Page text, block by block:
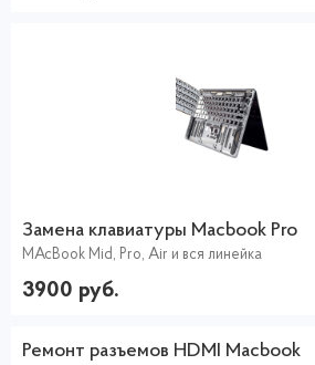
Замена клавиатуры Macbook Pro
MAcBook Mid, Pro, Air и вся линейка
3900 руб.
Ремонт разъемов HDMI Macbook